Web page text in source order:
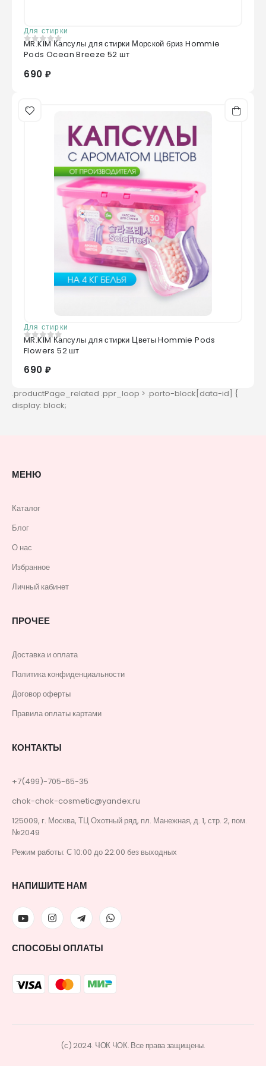
Для стирки
0из 5
MR.KIM Капсулы для стирки Морской бриз Hommie
Pods Ocean Breeze 52 шт
690 ₽
Для стирки
0из 5
MR.KIM Капсулы для стирки Цветы Hommie Pods
Flowers 52 шт
690 ₽
МЕНЮ
Каталог
Блог
О нас
Избранное
Личный кабинет
ПРОЧЕЕ
Доставка и оплата
Политика конфиденциальности
Договор оферты
Правила оплаты картами
КОНТАКТЫ
+7(499)-705-65-35
chok-chok-cosmetic@yandex.ru
125009, г. Москва, ТЦ Охотный ряд, пл. Манежная, д. 1, стр. 2, пом.
№2049
Режим работы: С 10:00 до 22:00 без выходных
НАПИШИТЕ НАМ
СПОСОБЫ ОПЛАТЫ
(с) 2024. ЧОК ЧОК. Все права защищены.